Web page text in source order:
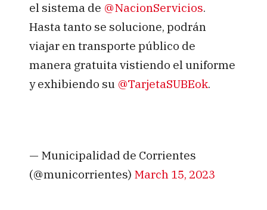
el sistema de @NacionServicios.
Hasta tanto se solucione, podrán
viajar en transporte público de
manera gratuita vistiendo el uniforme
y exhibiendo su @TarjetaSUBEok.
— Municipalidad de Corrientes
(@municorrientes) March 15, 2023